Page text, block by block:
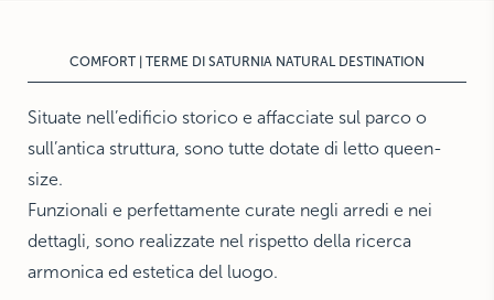
Villa La Favorita
COMFORT | TERME DI SATURNIA NATURAL DESTINATION
Situate nell’edificio storico e affacciate sul parco o
sull’antica struttura, sono tutte dotate di letto queen-
size.
Funzionali e perfettamente curate negli arredi e nei
dettagli, sono realizzate nel rispetto della ricerca
armonica ed estetica del luogo.